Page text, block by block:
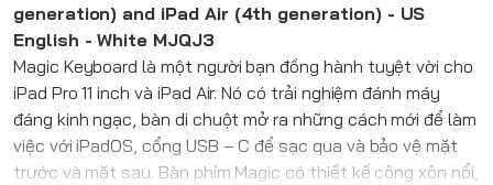
generation) and iPad Air (4th generation) - US
English - White MJQJ3
Magic Keyboard là một người bạn đồng hành tuyệt vời cho
iPad Pro 11 inch và iPad Air. Nó có trải nghiệm đánh máy
đáng kinh ngạc, bàn di chuột mở ra những cách mới để làm
việc với iPadOS, cổng USB ‑ C để sạc qua và bảo vệ mặt
trước và mặt sau. Bàn phím Magic có thiết kế công xôn nổi,